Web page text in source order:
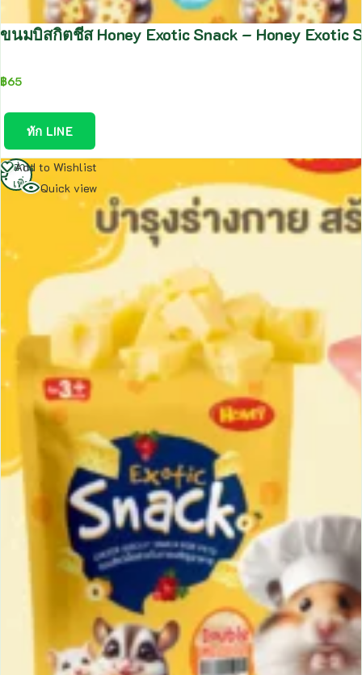
ขนมบิสกิตชีส Honey Exotic Snack – Honey Exotic
฿65
ทัก LINE
Add to Wishlist
Quick view
อ่าน
เพิ่ม